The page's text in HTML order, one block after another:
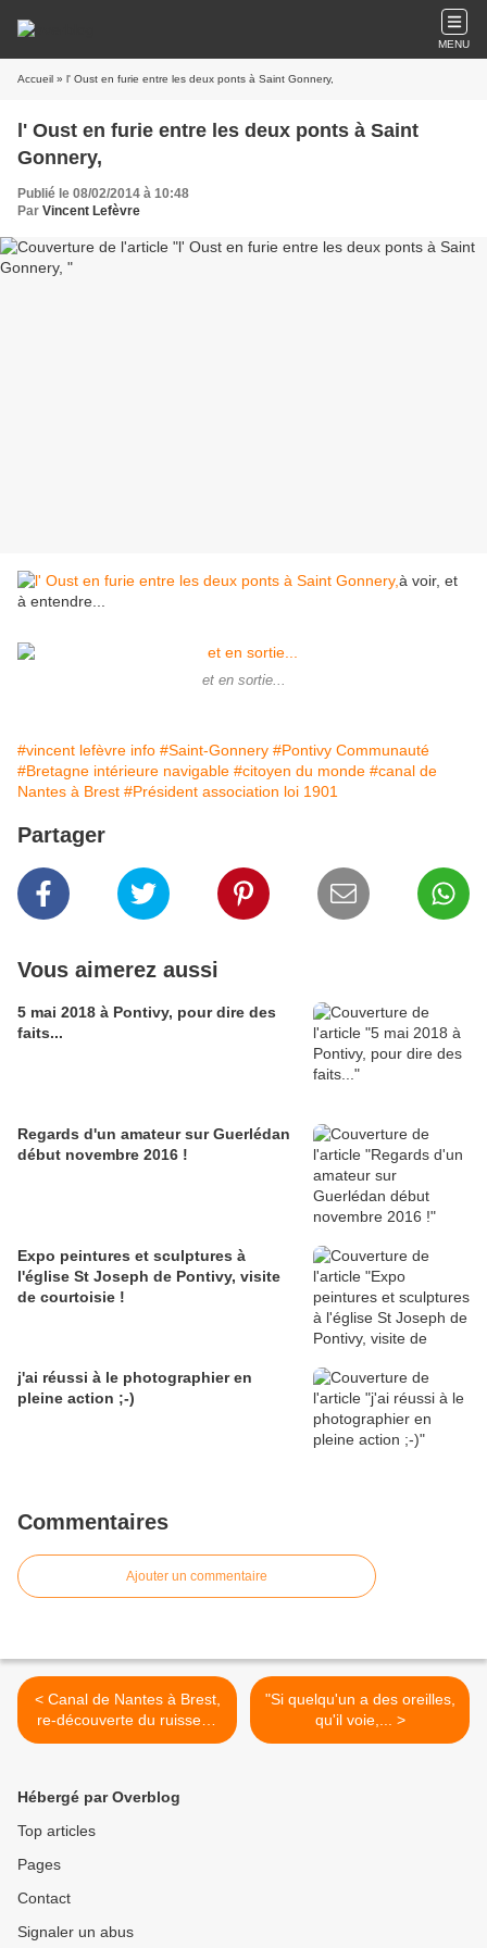
MENU
Accueil » l' Oust en furie entre les deux ponts à Saint Gonnery,
l' Oust en furie entre les deux ponts à Saint
Gonnery,
Publié le 08/02/2014 à 10:48
Par Vincent Lefèvre
à voir, et
à entendre...
et en sortie...
#vincent lefèvre info #Saint-Gonnery #Pontivy Communauté
#Bretagne intérieure navigable #citoyen du monde #canal de
Nantes à Brest #Président association loi 1901
Partager
Vous aimerez aussi
5 mai 2018 à Pontivy, pour dire des
faits...
Regards d'un amateur sur Guerlédan
début novembre 2016 !
Expo peintures et sculptures à
l'église St Joseph de Pontivy, visite
de courtoisie !
j'ai réussi à le photographier en
pleine action ;-)
Commentaires
Ajouter un commentaire
< Canal de Nantes à Brest,
re-découverte du ruisseau
de Saint-Gérand... !!?
"Si quelqu'un a des oreilles,
qu'il voie,... >
Hébergé par Overblog
Top articles
Pages
Contact
Signaler un abus